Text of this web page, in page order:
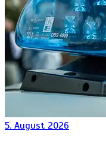
5. August 2026